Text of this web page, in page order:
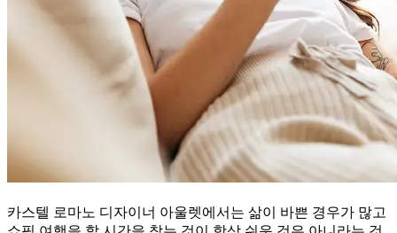
카스텔 로마노 디자이너 아울렛에서는 삶이 바쁜 경우가 많고